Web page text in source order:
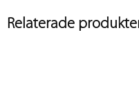
Relaterade